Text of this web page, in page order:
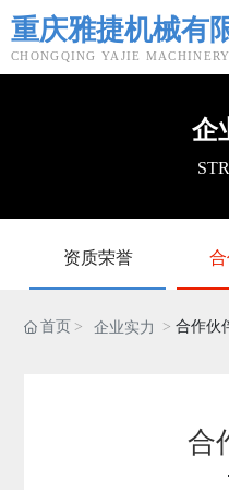
重庆雅捷机械有
CHONGQING YAJIE
企
资质荣誉
首页 企业实力 合作伙
合